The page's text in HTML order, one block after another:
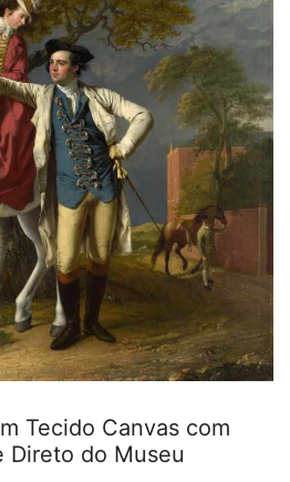
Tecido Canvas com
Direto do Museu